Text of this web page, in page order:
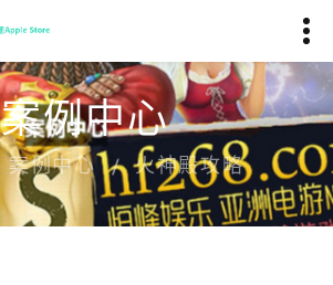
案例中心
案例中心 火神殿攻略